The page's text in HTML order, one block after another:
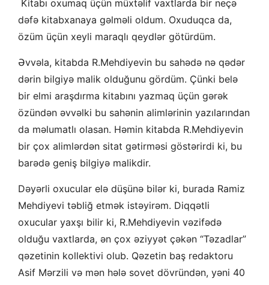
Kitabı oxumaq üçün müxtəlif vaxtlarda bir neçə
dəfə kitabxanaya gəlməli oldum. Oxuduqca da,
özüm üçün xeyli maraqlı qeydlər götürdüm.
Əvvəla, kitabda R.Mehdiyevin bu sahədə nə qədər
dərin bilgiyə malik olduğunu gördüm. Çünki belə
bir elmi araşdırma kitabını yazmaq üçün gərək
özündən əvvəlki bu sahənin alimlərinin yazılarından
da məlumatlı olasan. Həmin kitabda R.Mehdiyevin
bir çox alimlərdən sitat gətirməsi göstərirdi ki, bu
barədə geniş bilgiyə malikdir.
Dəyərli oxucular elə düşünə bilər ki, burada Ramiz
Mehdiyevi təbliğ etmək istəyirəm. Diqqətli
oxucular yaxşı bilir ki, R.Mehdiyevin vəzifədə
olduğu vaxtlarda, ən çox əziyyət çəkən “Təzadlar”
qəzetinin kollektivi olub. Qəzetin baş redaktoru
Asif Mərzili və mən hələ sovet dövründən, yəni 40